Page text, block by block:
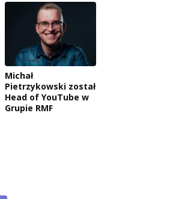
Michał
Pietrzykowski został
Head of YouTube w
Grupie RMF